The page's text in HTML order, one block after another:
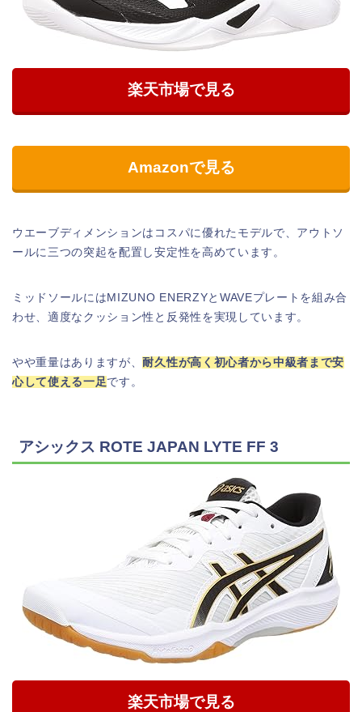
楽天市場で見る
Amazonで見る
ウエーブディメンションはコスパに優れたモデルで、アウトソ
ールに三つの突起を配置し安定性を高めています。
ミッドソールにはMIZUNO ENERZYとWAVEプレートを組み合
わせ、適度なクッション性と反発性を実現しています。
やや重量はありますが、 耐久性が高く初心者から中級者まで安
心して使える一足です。
アシックス ROTE JAPAN LYTE FF 3
楽天市場で見る